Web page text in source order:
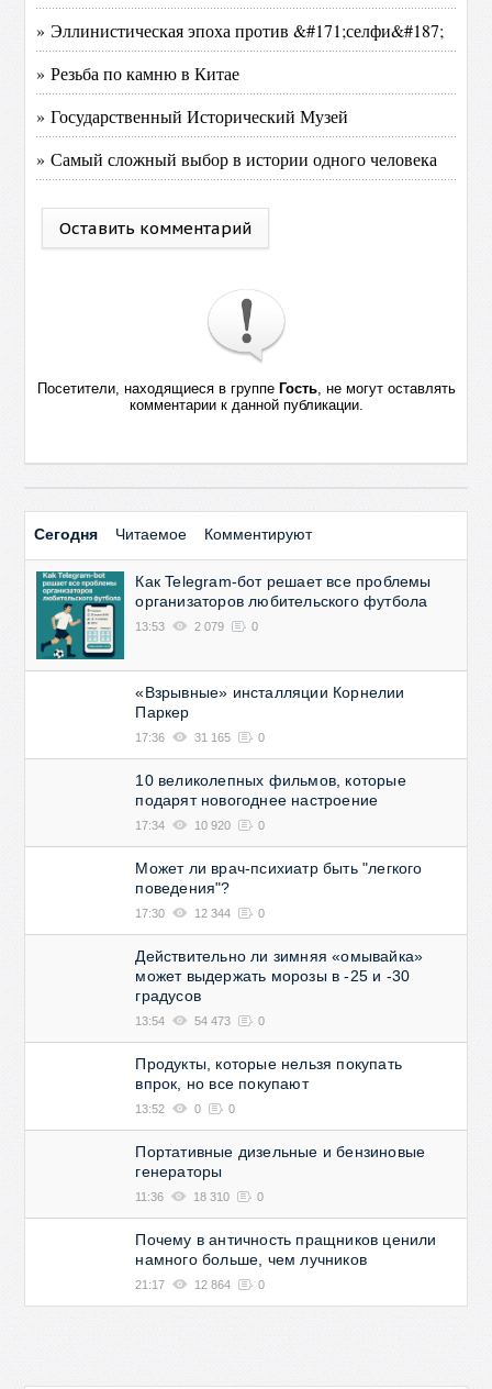
» Эллинистическая эпоха против &#171;селфи&#187;
» Резьба по камню в Китае
» Государственный Исторический Музей
» Самый сложный выбор в истории одного человека
Оставить комментарий
Посетители, находящиеся в группе Гость, не могут оставлять
комментарии к данной публикации.
Сегодня Читаемое Комментируют
Как Telegram-бот решает все проблемы
организаторов любительского футбола
13:53 2 079 0
«Взрывные» инсталляции Корнелии
Паркер
17:36 31 165 0
10 великолепных фильмов, которые
подарят новогоднее настроение
17:34 10 920 0
Может ли врач-психиатр быть "легкого
поведения"?
17:30 12 344 0
Действительно ли зимняя «омывайка»
может выдержать морозы в -25 и -30
градусов
13:54 54 473 0
Продукты, которые нельзя покупать
впрок, но все покупают
13:52 0 0
Портативные дизельные и бензиновые
генераторы
11:36 18 310 0
Почему в античность пращников ценили
намного больше, чем лучников
21:17 12 864 0